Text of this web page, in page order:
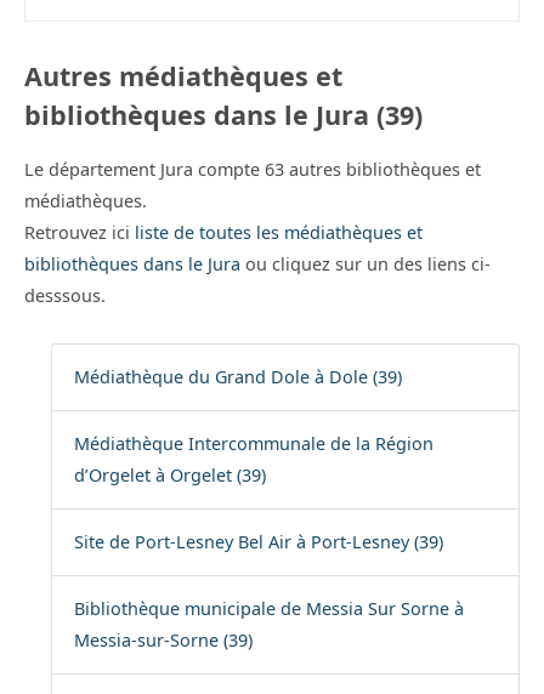
Autres médiathèques et
bibliothèques dans le Jura (39)
Le département Jura compte 63 autres bibliothèques et
médiathèques.
Retrouvez ici liste de toutes les médiathèques et
bibliothèques dans le Jura ou cliquez sur un des liens ci-
desssous.
Médiathèque du Grand Dole à Dole (39)
Médiathèque Intercommunale de la Région
d’Orgelet à Orgelet (39)
Site de Port-Lesney Bel Air à Port-Lesney (39)
Bibliothèque municipale de Messia Sur Sorne à
Messia-sur-Sorne (39)